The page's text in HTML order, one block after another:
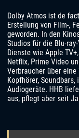
Dolby Atmos ist de
Erstellung von Film-,
geworden. In den
Studios für die Blu-
Dienste wie Apple
Netflix, Prime Video
Verbraucher über
Kopfhörer,
Audiogeräte. HHB
aus, pflegt aber seit